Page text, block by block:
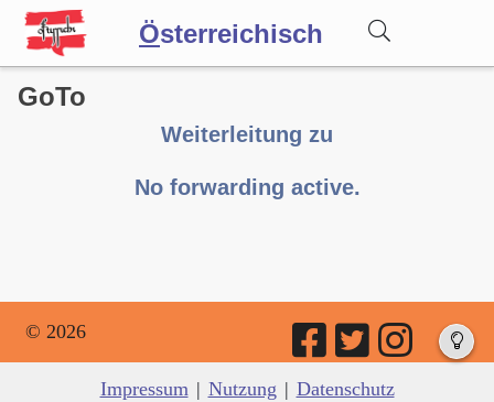
Österreichisch
Wörterbuch
GoTo
Weiterleitung zu
No forwarding active.
© 2026
Impressum | Nutzung | Datenschutz